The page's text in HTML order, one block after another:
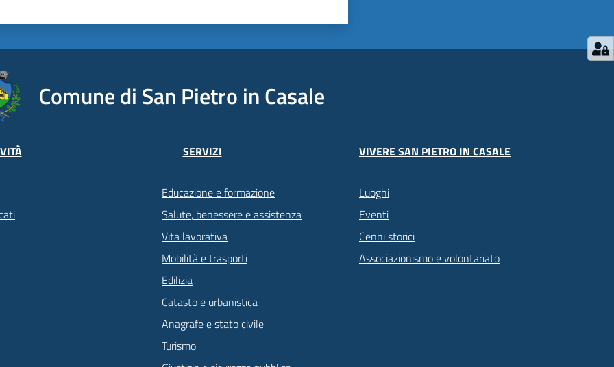
Comune di San Pietro in Casale
SERVIZI
Educazione e formazione
Salute, benessere e assistenza
Vita lavorativa
Mobilità e trasporti
Edilizia
Catasto e urbanistica
Anagrafe e stato civile
Turismo
VIVERE SAN PIETRO IN CASALE
Luoghi
Eventi
Cenni storici
Associazionismo e volontariato